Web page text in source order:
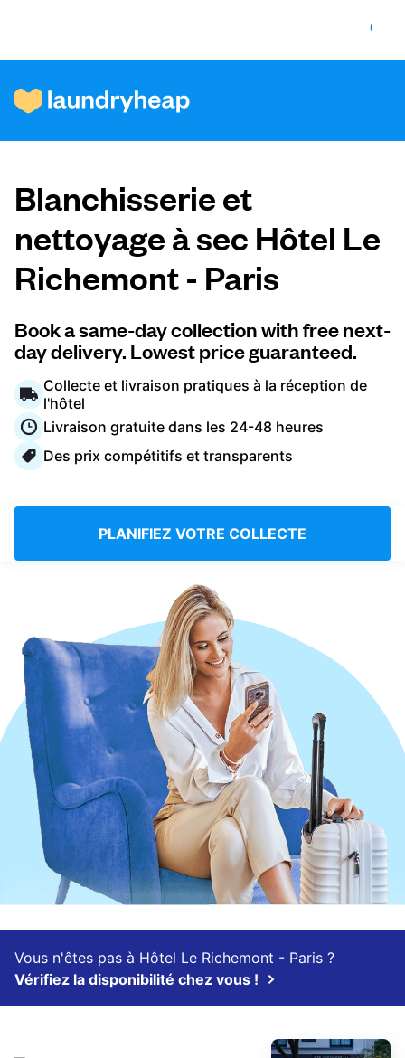
Comment ça fonctionne
Prix et services
À propos de nous
Pour les entreprises
Connectez-vous
France FR
Blanchisserie et
nettoyage à sec Hôtel Le
Richemont - Paris
Book a same-day collection with free next-
day delivery. Lowest price guaranteed.
Collecte et livraison pratiques à la réception de
l'hôtel
Livraison gratuite dans les 24-48 heures
Des prix compétitifs et transparents
PLANIFIEZ VOTRE COLLECTE
Vous n'êtes pas à Hôtel Le Richemont - Paris ?
Vérifiez la disponibilité chez vous !